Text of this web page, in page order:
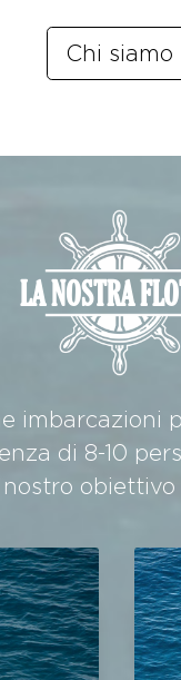
Chi siamo
LA NOSTRA
di 8-10